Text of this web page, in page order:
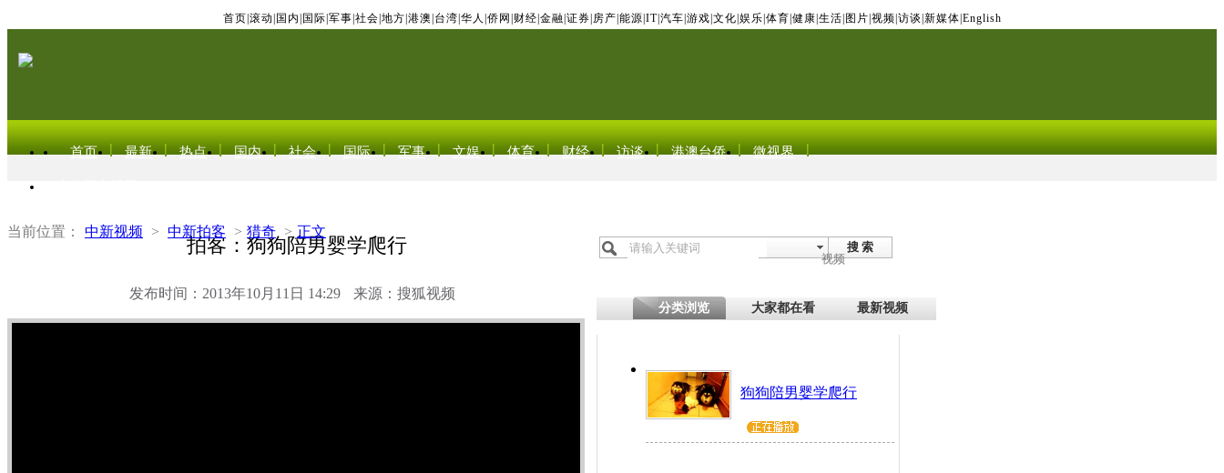
首页 滚动 国内 国际 军事 社会 地方 港澳 台湾 华人 侨网 财经 金融 证券 房产 能源 IT| 汽车 游戏 文化 娱乐 体育 健康 生活 图片 视频 访谈 新媒体 English
首页 最新 热点 国内 社会 国际 军事 文娱 体育 财经 访谈 港澳台侨 微视界
当前位置： 中新视频 > 中新拍客 > 猎奇 > 正文
拍客：狗狗陪男婴学爬行
发布时间：2013年10月11日 14:29 来源：搜狐视频
搜 索
视频
分类浏览 大家都在看 最新视频
狗狗陪男婴学爬行